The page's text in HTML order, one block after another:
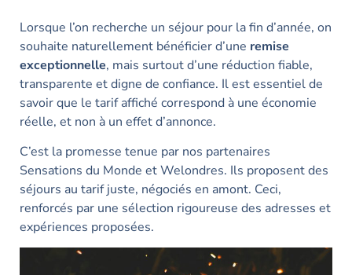
Lorsque l’on recherche un séjour pour la fin d’année, on
souhaite naturellement bénéficier d’une remise
exceptionnelle, mais surtout d’une réduction fiable,
transparente et digne de confiance. Il est essentiel de
savoir que le tarif affiché correspond à une économie
réelle, et non à un effet d’annonce.
C’est la promesse tenue par nos partenaires
Sensations du Monde et Welondres. Ils proposent des
séjours au tarif juste, négociés en amont. Ceci,
renforcés par une sélection rigoureuse des adresses et
expériences proposées.